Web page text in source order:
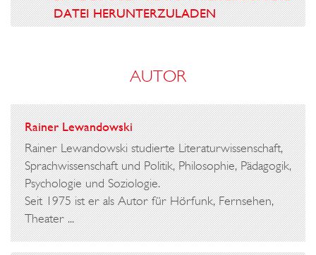
DATEI HERUNTERZULADEN
AUTOR
Rainer Lewandowski
Rainer Lewandowski studierte Literaturwissenschaft,
Sprachwissenschaft und Politik, Philosophie, Pädagogik,
Psychologie und Soziologie.
Seit 1975 ist er als Autor für Hörfunk, Fernsehen,
Theater ...